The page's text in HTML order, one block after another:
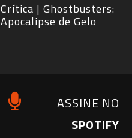
Crítica | Pobres
Criaturas
ASSINE NO
SPOTIFY